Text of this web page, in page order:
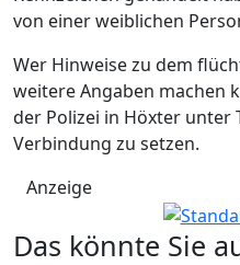
von einer weiblichen
Wer Hinweise zu dem
weitere Angaben machen
der Polizei in Höxter unter
Verbindung zu setzen.
Anzeige
Das könnte Sie